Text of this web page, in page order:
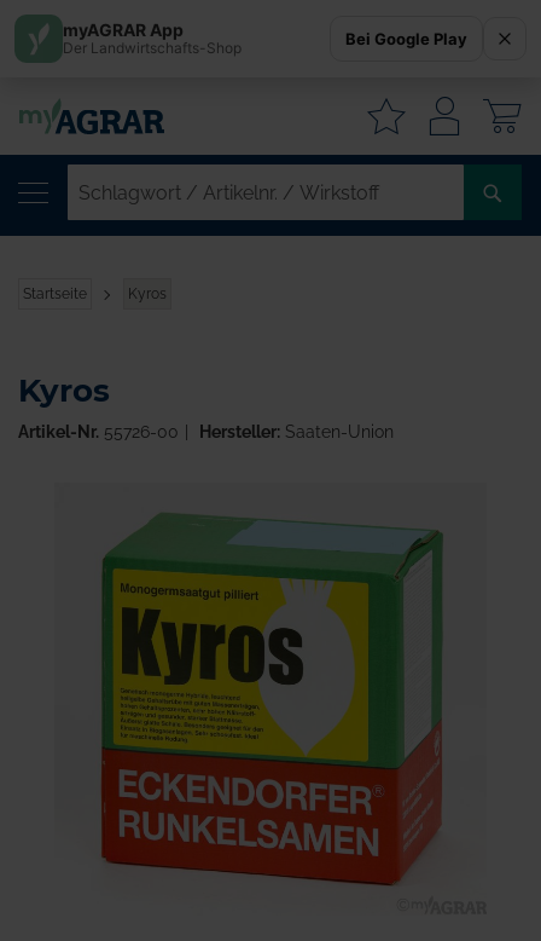
Startseite Kyros
Kyros
Artikel-Nr. 55726-00 Hersteller:Saaten-Union
myAGRAR App
Der Landwirtschafts-Shop Bei Google Play